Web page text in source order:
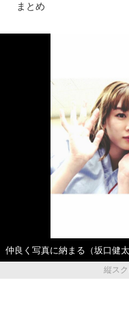
まとめ
仲良く写真に納まる（坂口健
縦ス